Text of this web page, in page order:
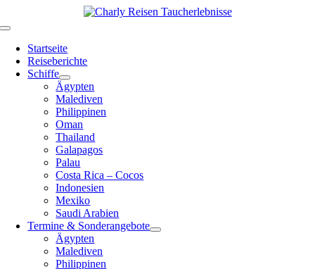
Inhalt
Toggle
NavigationStartseite
Reiseberichte
Schiffe
Ägypten
Malediven
Philippinen
Oman
Thailand
Galapagos
Palau
Costa Rica – Cocos
Indonesien
Mexiko
Saudi Arabien
Termine & Sonderangebote
Ägypten
Malediven
Philippinen